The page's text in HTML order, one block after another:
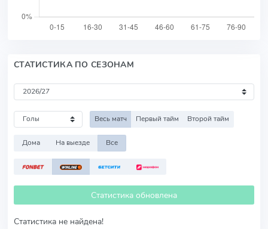
СТАТИСТИКА ПО СЕЗОНАМ
Весь матч Первый тайм Второй тайм
Дома На выезде Все
Статистика обновлена
Статистика не найдена!